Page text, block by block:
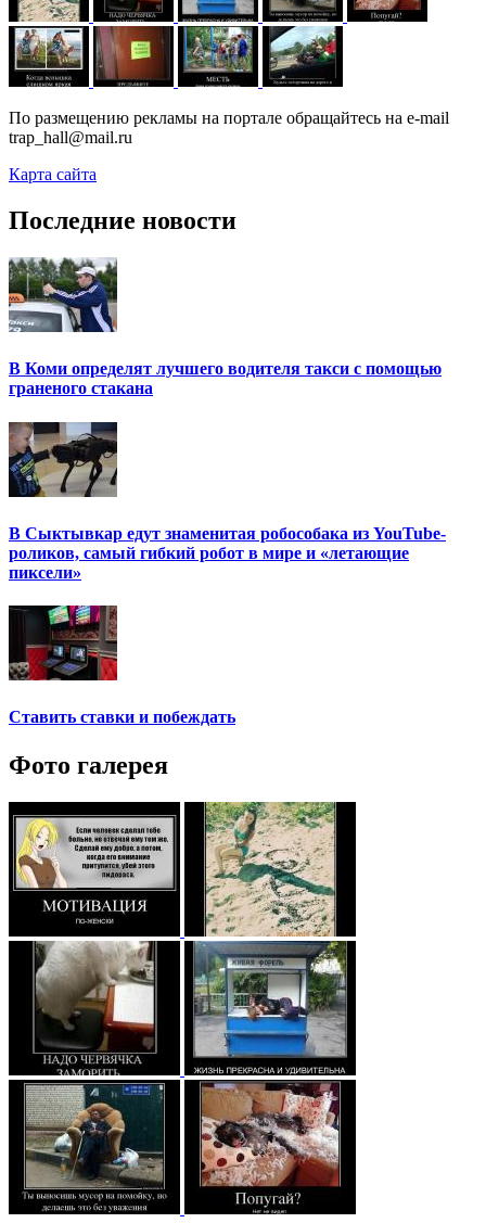
По размещению рекламы на портале обращайтесь на e-mail
trap_hall@mail.ru
Карта сайта
Последние новости
В Коми определят лучшего водителя такси с помощью
граненого стакана
В Сыктывкар едут знаменитая робособака из YouTube-
роликов, самый гибкий робот в мире и «летающие
пиксели»
Ставить ставки и побеждать
Фото галерея